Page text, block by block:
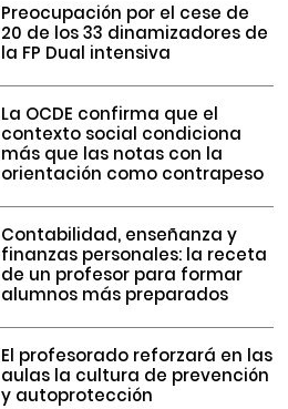
Preocupación por el cese de
20 de los 33 dinamizadores de
la FP Dual intensiva
La OCDE confirma que el
contexto social condiciona
más que las notas con la
orientación como contrapeso
Contabilidad, enseñanza y
finanzas personales: la receta
de un profesor para formar
alumnos más preparados
El profesorado reforzará en las
aulas la cultura de prevención
y autoprotección